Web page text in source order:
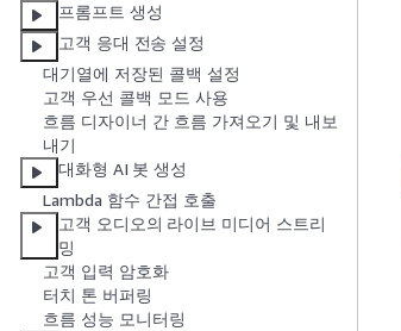
프롬프트 생성
고객 응대 전송 설정
대기열에 저장된 콜백 설정
고객 우선 콜백 모드 사용
흐름 디자이너 간 흐름 가져오기 및 내보
내기
대화형 AI 봇 생성
Lambda 함수 간접 호출
고객 오디오의 라이브 미디어 스트리
밍
고객 입력 암호화
터치 톤 버퍼링
흐름 성능 모니터링